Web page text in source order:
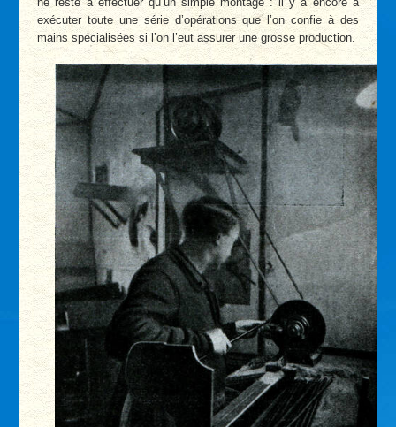
exécuter toute une série d’opérations que l’on confie à des
mains spécialisées si l’on l’eut assurer une grosse production.